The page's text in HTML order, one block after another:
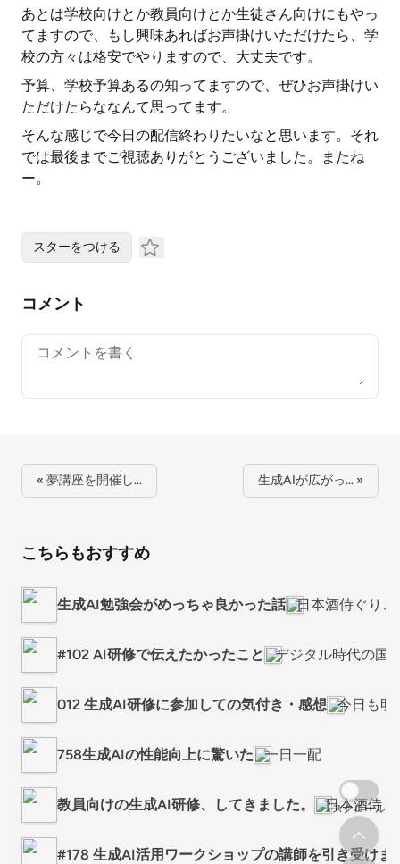
あとは学校向けとか教員向けとか生徒さん向けにもやっ
てますので、もし興味あればお声掛けいただけたら、学
校の方々は格安でやりますので、大丈夫です。
予算、学校予算あるの知ってますので、ぜひお声掛けい
ただけたらななんて思ってます。
そんな感じで今日の配信終わりたいなと思います。それ
では最後までご視聴ありがとうございました。またね
ー。
スターをつける
コメント
Your comment
« 夢講座を開催し… 生成AIが広がっ… »
こちらもおすすめ
生成AI勉強会がめっちゃ良かった話 日本酒侍ぐり
#102 AI研修で伝えたかったこと デジタル時代の国
012 生成AI研修に参加しての気付き・感想 今日も明
758生成AIの性能向上に驚いた 一日一配
教員向けの生成AI研修、してきました。 日本酒侍
#178 生成AI活用ワークショップの講師を引き受けま
スクロール